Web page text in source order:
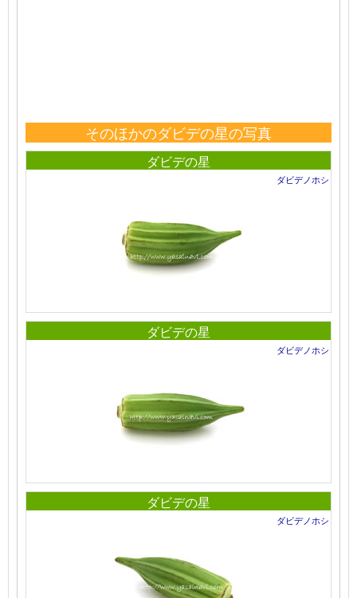
そのほかのダビデの星の写真
ダビデの星
ダビデノホシ
ダビデの星
ダビデノホシ
ダビデの星
ダビデノホシ